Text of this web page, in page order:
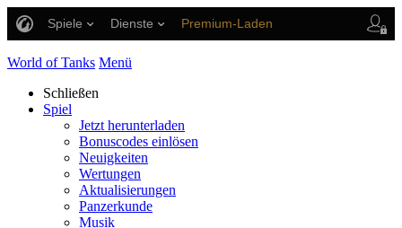
Spiele Dienste Premium-Laden
World of Tanks Menü
Schließen
Spiel
Jetzt herunterladen
Bonuscodes einlösen
Neuigkeiten
Wertungen
Aktualisierungen
Panzerkunde
Musik